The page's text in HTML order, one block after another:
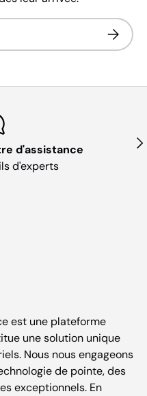
d'assistance
d'experts
est une plateforme
une solution unique
Nous nous engageons
de pointe, des
exceptionnels. En